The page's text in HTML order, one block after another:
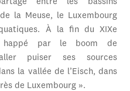
entre les bassins
la Meuse, le Luxembourg
À la fin du XIXe
par le boom de
puiser ses sources
la vallée de l’Eisch, dans
de Luxembourg ».